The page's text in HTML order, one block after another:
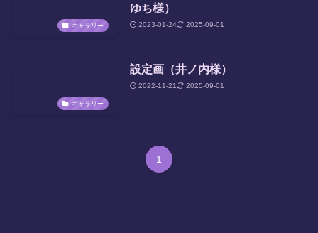
ギャラリー
ゆち様）
2023-01-24 2025-09-01
ギャラリー
設定画（井ノ内様）
2022-11-21 2025-09-01
1